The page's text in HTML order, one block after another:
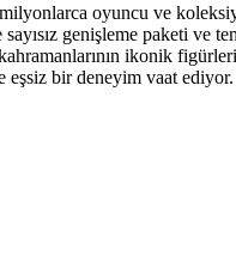
oyuncu ve
genişleme paketi ve
ikonik
eşsiz bir deneyim vaat